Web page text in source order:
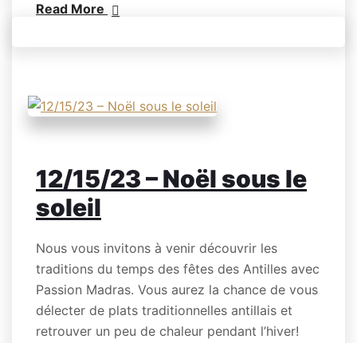
Read More
12/15/23 – Noël sous le
soleil
Nous vous invitons à venir découvrir les
traditions du temps des fêtes des Antilles avec
Passion Madras. Vous aurez la chance de vous
délecter de plats traditionnelles antillais et
retrouver un peu de chaleur pendant l’hiver!